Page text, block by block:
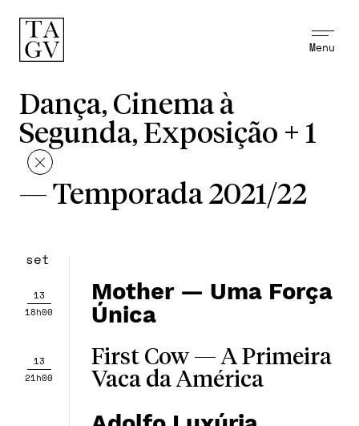
Menu
Dança, Cinema à
Segunda, Exposição + 1
— Temporada 2021/22
set
13
18h00
Mother — Uma Força
Única
13
21h00
First Cow — A Primeira
Vaca da América